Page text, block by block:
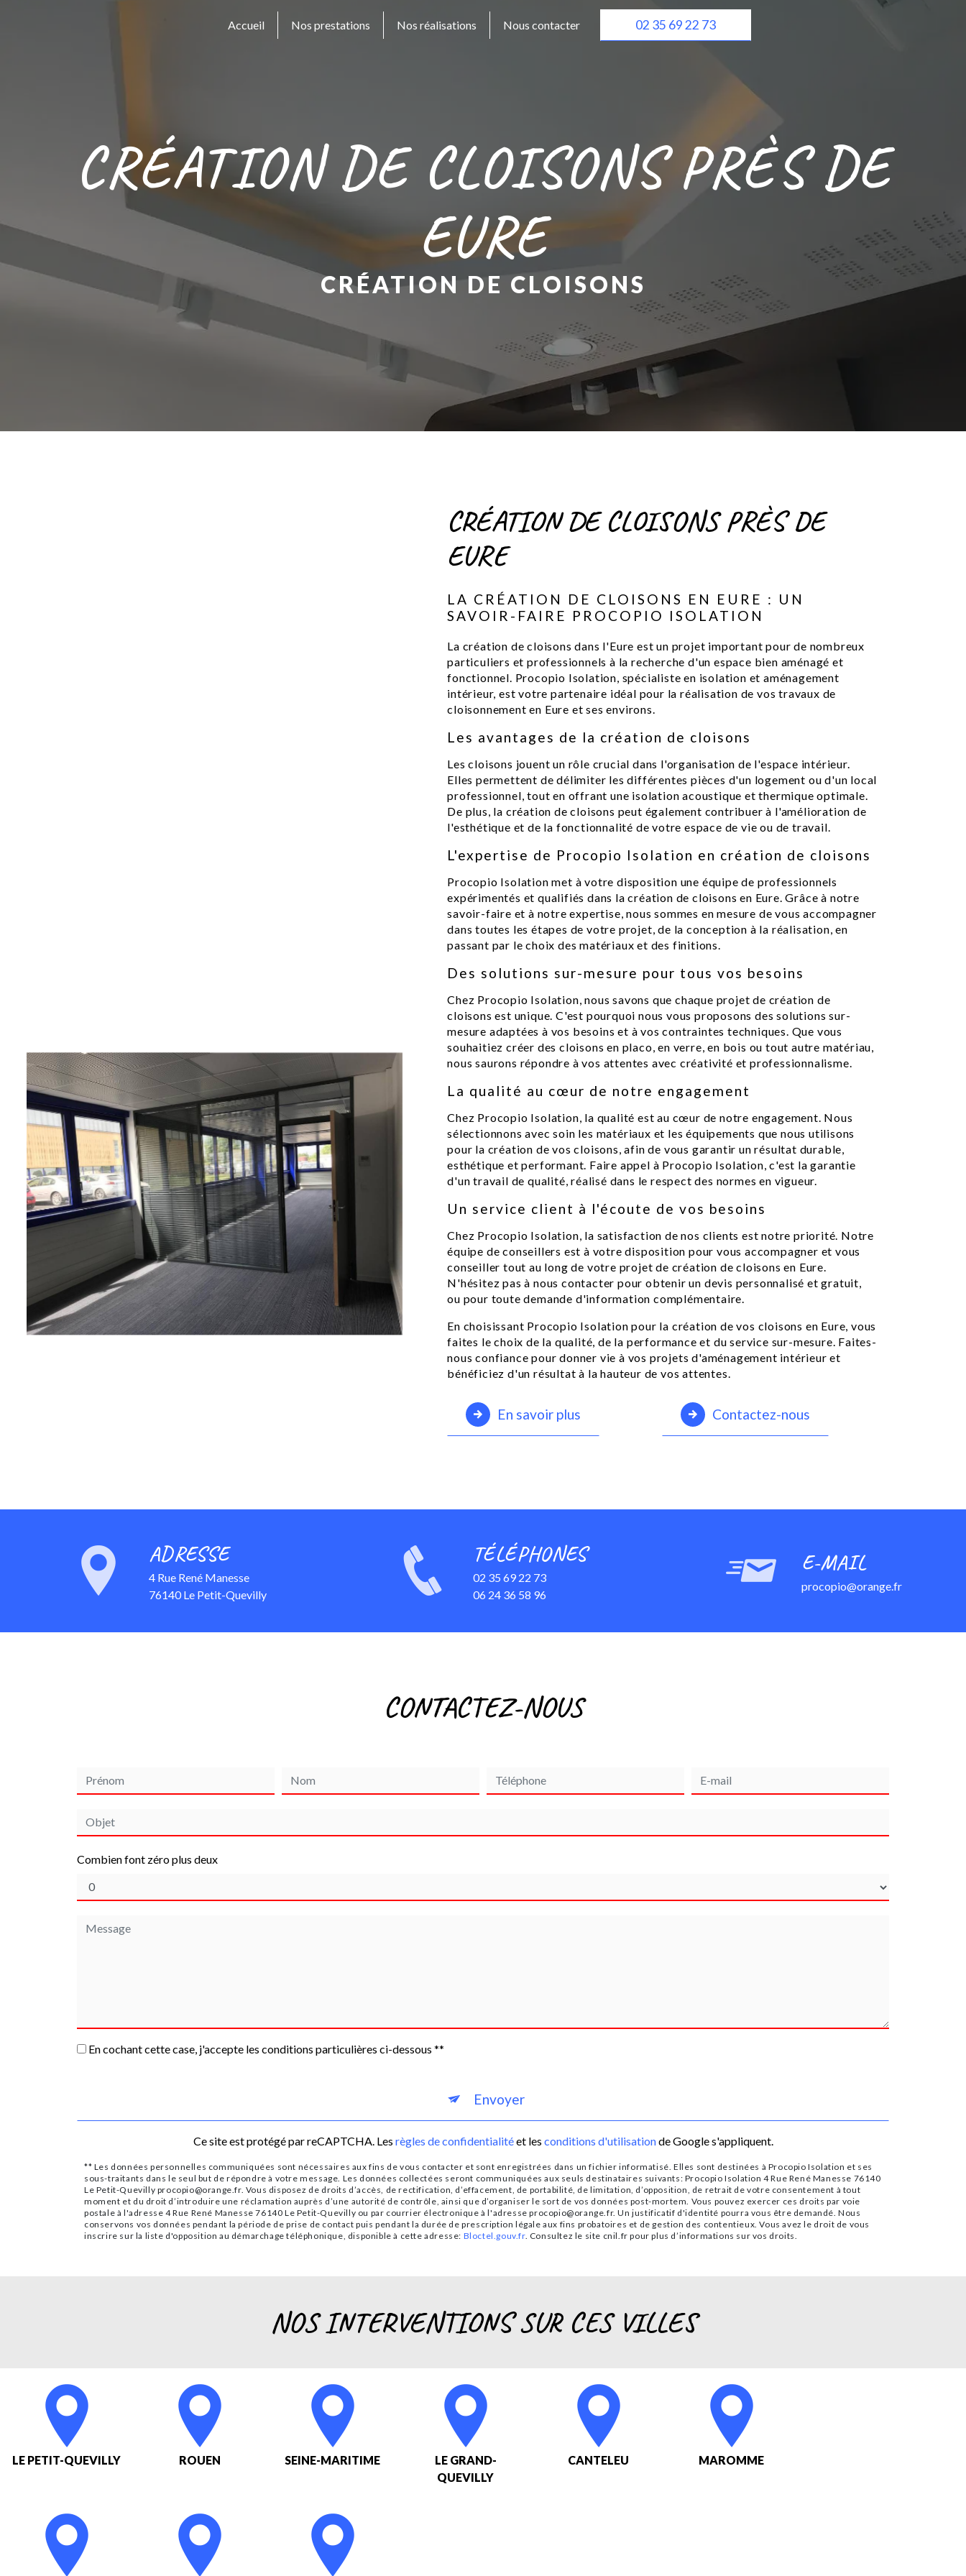
Accueil Nos prestations Nos réalisations Nous contacter 02 35 69 22 73
CRÉATION DE CLOISONS PRÈS DE
EURE
CRÉATION DE CLOISONS
CRÉATION DE CLOISONS PRÈS DE
EURE
LA CRÉATION DE CLOISONS EN EURE : UN
SAVOIR-FAIRE PROCOPIO ISOLATION
La création de cloisons dans l'Eure est un projet important pour de nombreux
particuliers et professionnels à la recherche d'un espace bien aménagé et
fonctionnel. Procopio Isolation, spécialiste en isolation et aménagement
intérieur, est votre partenaire idéal pour la réalisation de vos travaux de
cloisonnement en Eure et ses environs.
Les avantages de la création de cloisons
Les cloisons jouent un rôle crucial dans l'organisation de l'espace intérieur.
Elles permettent de délimiter les différentes pièces d'un logement ou d'un local
professionnel, tout en offrant une isolation acoustique et thermique optimale.
De plus, la création de cloisons peut également contribuer à l'amélioration de
l'esthétique et de la fonctionnalité de votre espace de vie ou de travail.
L'expertise de Procopio Isolation en création de cloisons
Procopio Isolation met à votre disposition une équipe de professionnels
expérimentés et qualifiés dans la création de cloisons en Eure. Grâce à notre
savoir-faire et à notre expertise, nous sommes en mesure de vous accompagner
dans toutes les étapes de votre projet, de la conception à la réalisation, en
passant par le choix des matériaux et des finitions.
Des solutions sur-mesure pour tous vos besoins
Chez Procopio Isolation, nous savons que chaque projet de création de
cloisons est unique. C'est pourquoi nous vous proposons des solutions sur-
mesure adaptées à vos besoins et à vos contraintes techniques. Que vous
souhaitiez créer des cloisons en placo, en verre, en bois ou tout autre matériau,
nous saurons répondre à vos attentes avec créativité et professionnalisme.
La qualité au cœur de notre engagement
Chez Procopio Isolation, la qualité est au cœur de notre engagement. Nous
sélectionnons avec soin les matériaux et les équipements que nous utilisons
pour la création de vos cloisons, afin de vous garantir un résultat durable,
esthétique et performant. Faire appel à Procopio Isolation, c'est la garantie
d'un travail de qualité, réalisé dans le respect des normes en vigueur.
Un service client à l'écoute de vos besoins
Chez Procopio Isolation, la satisfaction de nos clients est notre priorité. Notre
équipe de conseillers est à votre disposition pour vous accompagner et vous
conseiller tout au long de votre projet de création de cloisons en Eure.
N'hésitez pas à nous contacter pour obtenir un devis personnalisé et gratuit,
ou pour toute demande d'information complémentaire.
En choisissant Procopio Isolation pour la création de vos cloisons en Eure, vous
faites le choix de la qualité, de la performance et du service sur-mesure. Faites-
nous confiance pour donner vie à vos projets d'aménagement intérieur et
bénéficiez d'un résultat à la hauteur de vos attentes.
En savoir plus Contactez-nous
ADRESSE
4 Rue René Manesse
76140 Le Petit-Quevilly
TÉLÉPHONES
02 35 69 22 73
06 24 36 58 96
E-MAIL
procopio@orange.fr
CONTACTEZ-NOUS
Combien font zéro plus deux
En cochant cette case, j'accepte les conditions particulières ci-dessous **
Envoyer
Ce site est protégé par reCAPTCHA. Les règles de confidentialitéet les conditions d'utilisationde Google s'appliquent.
** Les données personnelles communiquées sont nécessaires aux fins de vous contacter et sont enregistrées dans un fichier informatisé. Elles sont destinées à Procopio Isolation et ses
sous-traitants dans le seul but de répondre à votre message. Les données collectées seront communiquées aux seuls destinataires suivants: Procopio Isolation 4 Rue René Manesse 76140
Le Petit-Quevilly procopio@orange.fr. Vous disposez de droits d’accès, de rectification, d’effacement, de portabilité, de limitation, d’opposition, de retrait de votre consentement à tout
moment et du droit d’introduire une réclamation auprès d’une autorité de contrôle, ainsi que d’organiser le sort de vos données post-mortem. Vous pouvez exercer ces droits par voie
postale à l'adresse 4 Rue René Manesse 76140 Le Petit-Quevilly ou par courrier électronique à l'adresse procopio@orange.fr. Un justificatif d'identité pourra vous être demandé. Nous
conservons vos données pendant la période de prise de contact puis pendant la durée de prescription légale aux fins probatoires et de gestion des contentieux. Vous avez le droit de vous
inscrire sur la liste d'opposition au démarchage téléphonique, disponible à cette adresse: Bloctel.gouv.fr. Consultez le site cnil.fr pour plus d’informations sur vos droits.
NOS INTERVENTIONS SUR CES VILLES
LE PETIT-QUEVILLY ROUEN SEINE-MARITIME
LE GRAND-
QUEVILLY
CANTELEU MAROMME